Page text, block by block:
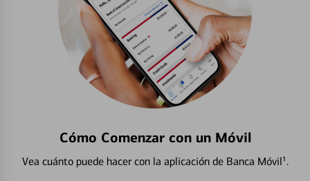
Cómo Comenzar con un Móvil
Vea cuánto puede hacer con la aplicación de Banca Móvil¹.